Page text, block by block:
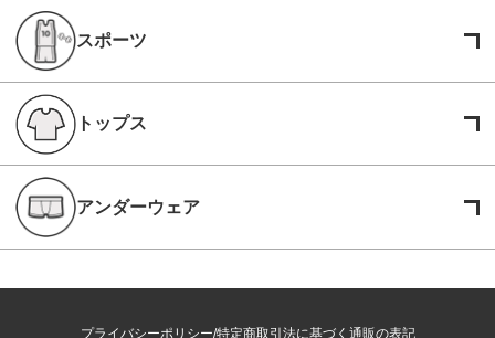
スポーツ
トップス
アンダーウェア
プライバシーポリシー 特定商取引法に基づく通販の表記